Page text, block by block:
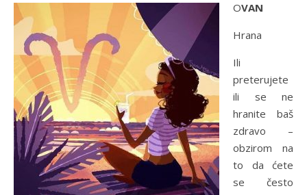
OVAN
Hrana
Ili
preterujete
ili se ne
hranite baš
zdravo –
obzirom na
to da ćete
se često